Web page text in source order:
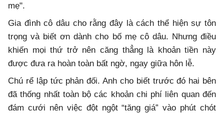
mẹ".
Gia đình cô dâu cho rằng đây là cách thể hiện sự tôn
trọng và biết ơn dành cho bố mẹ cô dâu. Nhưng điều
khiến mọi thứ trở nên căng thẳng là khoản tiền này
được đưa ra hoàn toàn bất ngờ, ngay giữa hôn lễ.
Chú rể lập tức phản đối. Anh cho biết trước đó hai bên
đã thống nhất toàn bộ các khoản chi phí liên quan đến
đám cưới nên việc đột ngột “tăng giá” vào phút chót